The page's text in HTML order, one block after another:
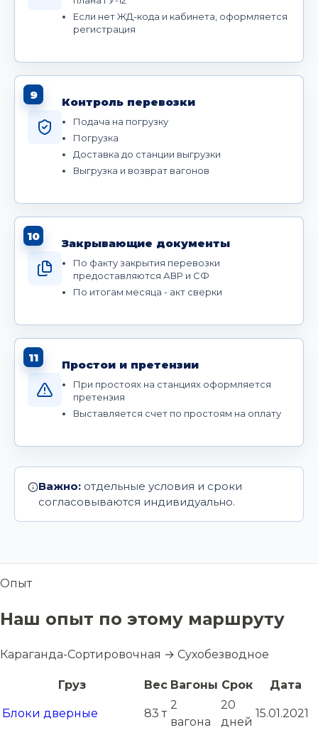
Если нет ЖД-кода и кабинета, оформляется
регистрация
9
Контроль перевозки
Подача на погрузку
Погрузка
Доставка до станции выгрузки
Выгрузка и возврат вагонов
10
Закрывающие документы
По факту закрытия перевозки
предоставляются АВР и СФ
По итогам месяца - акт сверки
11
Простои и претензии
При простоях на станциях оформляется
претензия
Выставляется счет по простоям на оплату
Важно: отдельные условия и сроки
согласовываются индивидуально.
Опыт
Наш опыт по этому маршруту
Караганда-Сортировочная → Сухобезводное
Груз Вес Вагоны Срок Дата
Блоки дверные 83 т
2
вагона
20
дней
15.01.2021